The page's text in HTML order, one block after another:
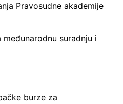
Pravosudne akademije
suradnju i
burze za